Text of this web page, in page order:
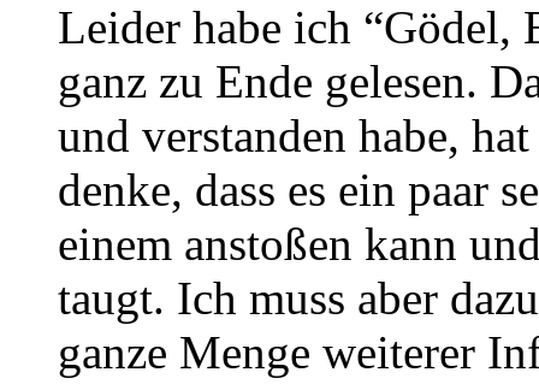
Leider habe ich “Gödel,
ganz zu Ende gelesen.
und verstanden habe,
denke, dass es ein paar
einem anstoßen kann
taugt. Ich muss aber
ganze Menge weiterer